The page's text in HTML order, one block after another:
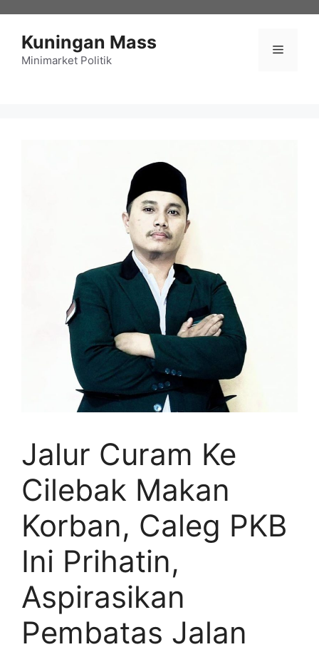
Kuningan Mass
Minimarket Politik
Menu
Jalur Curam Ke
Cilebak Makan
Korban, Caleg PKB
Ini Prihatin,
Aspirasikan
Pembatas Jalan